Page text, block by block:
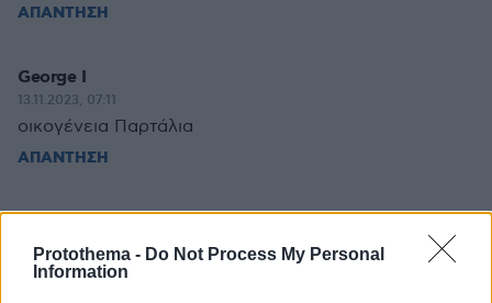
Protothema - Do Not Process My Personal
Information
ΑΠΑΝΤΗΣΗ
George I
13.11.2023, 07:11
οικογένεια Παρτάλια
ΑΠΑΝΤΗΣΗ